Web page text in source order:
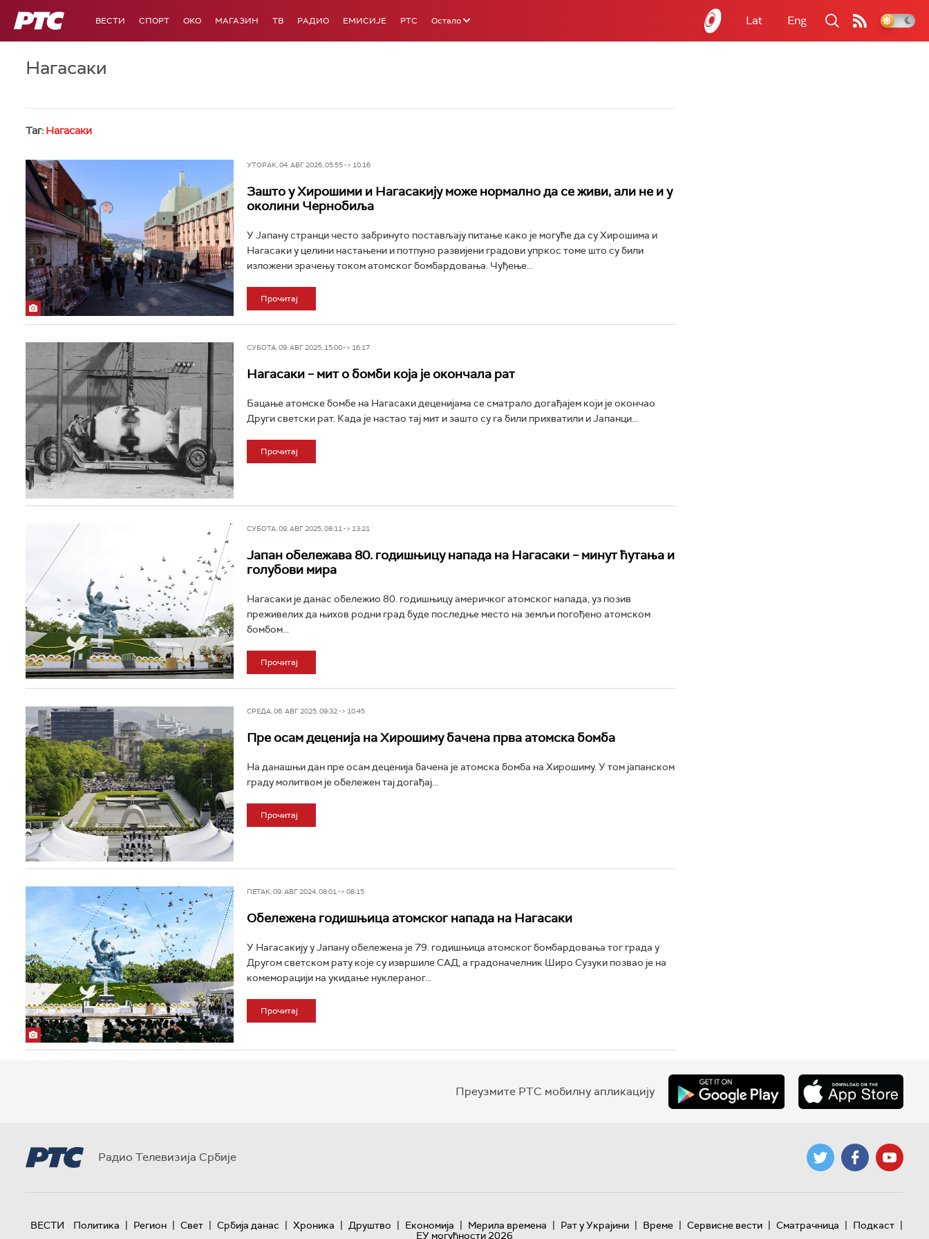
РТС ВЕСТИ СПОРТ OKO МАГАЗИН ТВ РАДИО ЕМИСИЈЕ РТС Остало Lat Eng
Нагасаки
Таг: Нагасаки
УТОРАК, 04. АВГ 2026, 05:55 -> 10:16
Зашто у Хирошими и Нагасакију може нормално да се живи, али не и у
околини Чернобиља
У Јапану странци често забринуто постављају питање како је могуће да су Хирошима и
Нагасаки у целини настањени и потпуно развијени градови упркос томе што су били
изложени зрачењу током атомског бомбардовања. Чуђење...
Прочитај
СУБОТА, 09. АВГ 2025, 15:00 -> 16:17
Нагасаки – мит о бомби која је окончала рат
Бацање атомске бомбе на Нагасаки деценијама се сматрало догађајем који је окончао
Други светски рат. Када је настао тај мит и зашто су га били прихватили и Јапанци...
Прочитај
СУБОТА, 09. АВГ 2025, 08:11 -> 13:21
Jапан обележава 80. годишњицу напада на Нагасаки – минут ћутања и
голубови мира
Нагасаки је данас обележио 80. годишњицу америчког атомског напада, уз позив
преживелих да њихов родни град буде последње место на земљи погођено атомском
бомбом...
Прочитај
СРЕДА, 06. АВГ 2025, 09:32 -> 10:45
Пре осам деценија на Хирошиму бачена прва атомска бомба
На данашњи дан пре осам деценија бачена је атомска бомба на Хирошиму. У том јапанском
граду молитвом је обележен тај догађај...
Прочитај
ПЕТАК, 09. АВГ 2024, 08:01 -> 08:15
Обележена годишњица атомског напада на Нагасаки
У Нагасакију у Јапану обележена је 79. годишњица атомског бомбардовања тог града у
Другом светском рату које су извршиле САД, а градоначелник Широ Сузуки позвао је на
комеморацији на укидање нуклераног...
Прочитај
Преузмите РТС мобилну апликацију
Радио Телевизија Србије
ВЕСТИ Политика | Регион | Свет | Србија данас | Хроника | Друштво | Економија | Мерила времена | Рат у Украјини | Време | Сервисне вести | Сматрачница | Подкаст |
ЕУ могућности 2026